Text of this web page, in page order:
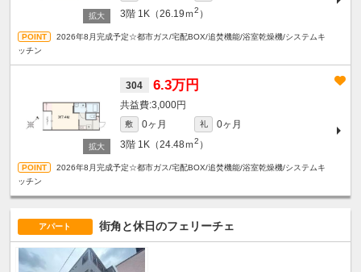
3階 1K（26.19ｍ2 ）
2026年8月完成予定☆都市ガス/宅配BOX/追焚機能/浴室乾燥機/システムキ
ッチン
304 6.3万円
3,000円
敷 0ヶ月 礼
0ヶ月
3階 1K（24.48ｍ2 ）
2026年8月完成予定☆都市ガス/宅配BOX/追焚機能/浴室乾燥機/システムキ
ッチン
アパート 街角と休日のフェリーチェ